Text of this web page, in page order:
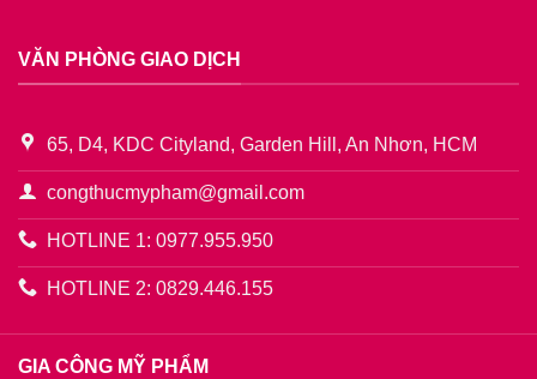
VĂN PHÒNG GIAO DỊCH
65, D4, KDC Cityland, Garden Hill, An Nhơn, HCM
congthucmypham@gmail.com
HOTLINE 1: 0977.955.950
HOTLINE 2: 0829.446.155
GIA CÔNG MỸ PHẨM